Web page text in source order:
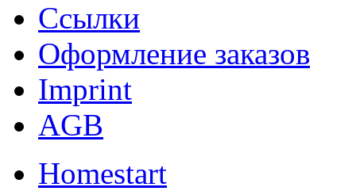
Ссылки
Оформление заказов
Imprint
AGB
Homestart